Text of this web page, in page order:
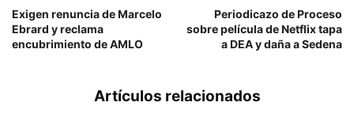
Exigen renuncia de Marcelo
Ebrard y reclama
encubrimiento de AMLO
Periodicazo de Proceso
sobre película de Netflix tapa
a DEA y daña a Sedena
Artículos relacionados